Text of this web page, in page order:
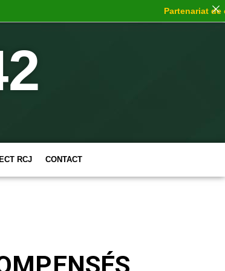
RCJ CONTACT
Partenariat de choc